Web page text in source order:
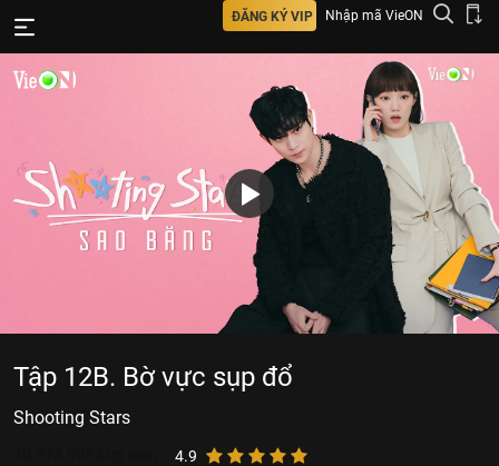
ĐĂNG KÝ VIP Nhập mã VieON
Tập 12B. Bờ vực sụp đổ
Shooting Stars
4.9